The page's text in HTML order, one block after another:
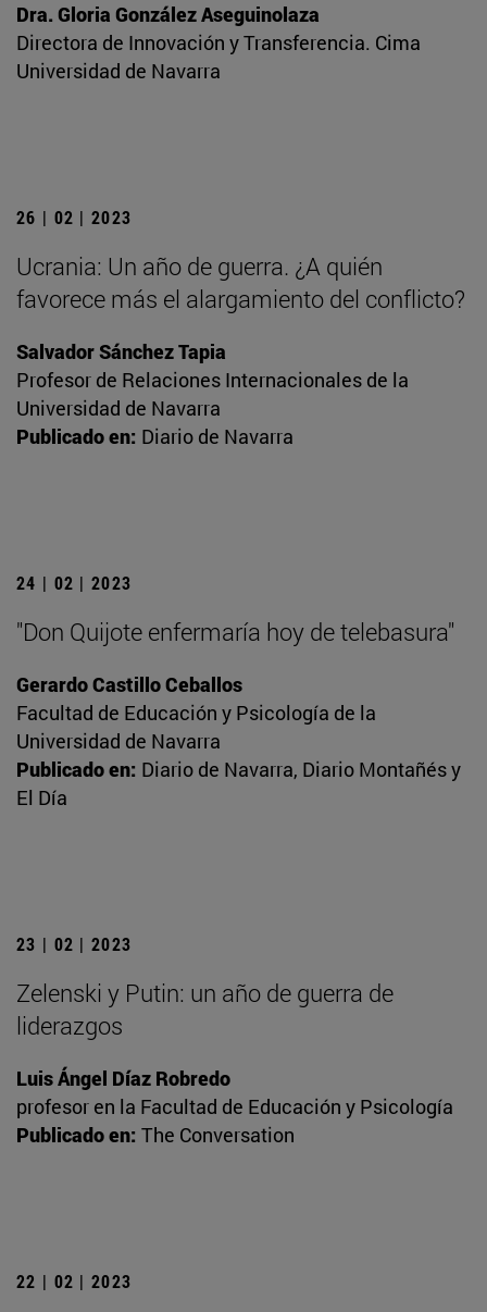
Dra. Gloria González Aseguinolaza
Directora de Innovación y Transferencia. Cima
Universidad de Navarra
26 | 02 | 2023
Ucrania: Un año de guerra. ¿A quién
favorece más el alargamiento del conflicto?
Salvador Sánchez Tapia
Profesor de Relaciones Internacionales de la
Universidad de Navarra
Publicado en: Diario de Navarra
24 | 02 | 2023
"Don Quijote enfermaría hoy de telebasura"
Gerardo Castillo Ceballos
Facultad de Educación y Psicología de la
Universidad de Navarra
Publicado en: Diario de Navarra, Diario Montañés y
El Día
23 | 02 | 2023
Zelenski y Putin: un año de guerra de
liderazgos
Luis Ángel Díaz Robredo
profesor en la Facultad de Educación y Psicología
Publicado en: The Conversation
22 | 02 | 2023